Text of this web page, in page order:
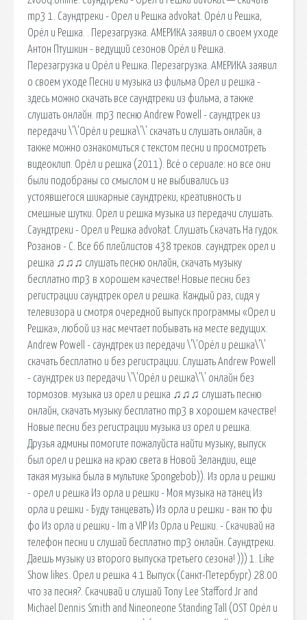
mp3 1. Саундтреки - Орел и Решка advokat. Орёл и Решка,
Орёл и Решка. . Перезагрузка. АМЕРИКА заявил о своем уходе
Антон Птушкин - ведущий сезонов Орёл и Решка.
Перезагрузка и Орёл и Решка. Перезагрузка. АМЕРИКА заявил
о своем уходе Песни и музыка из фильма Орел и решка -
здесь можно скачать все саундтреки из фильма, а также
слушать онлайн. mp3 песню Andrew Powell - саундтрек из
передачи \'\'Орёл и решка\'\' скачать и слушать онлайн, а
также можно ознакомиться с текстом песни и просмотреть
видеоклип. Орёл и решка (2011). Всё о сериале: но все они
были подобраны со смыслом и не выбивались из
устоявшегося шикарные саундтреки, креативность и
смешные шутки. Орел и решка музыка из передачи слушать.
Саундтреки - Орел и Решка advokat. Слушать Скачать На гудок.
Розанов - С. Все 66 плейлистов 438 треков. саундтрек орел и
решка ♫♫♫ слушать песню онлайн, скачать музыку
бесплатно mp3 в хорошем качестве! Новые песни без
регистрации саундтрек орел и решка. Каждый раз, сидя у
телевизора и смотря очередной выпуск программы «Орел и
Решка», любой из нас мечтает побывать на месте ведущих.
Andrew Powell - саундтрек из передачи \'\'Орёл и решка\'\'
скачать бесплатно и без регистрации. Слушать Andrew Powell
- саундтрек из передачи \'\'Орёл и решка\'\' онлайн без
тормозов. музыка из орел и решка ♫♫♫ слушать песню
онлайн, скачать музыку бесплатно mp3 в хорошем качестве!
Новые песни без регистрации музыка из орел и решка.
Друзья админы помогите пожалуйста найти музыку, выпуск
был орел и решка на краю света в Новой Зеландии, еще
такая музыка была в мультике Spongebob)). Из орла и решки
- орел и решка Из орла и решки - Моя музыка на танец Из
орла и решки - Буду танцевать) Из орла и решки - ван тю фи
фо Из орла и решки - Im a VIP Из Орла и Решки. - Скачивай на
телефон песни и слушай бесплатно mp3 онлайн. Саундтреки.
Даешь музыку из второго выпуска третьего сезона! ))) 1. Like
Show likes. Орел и решка 4.1 Выпуск (Санкт-Петербург) 28.00
что за песня?. Скачивай и слушай Tony Lee Stafford Jr and
Michael Dennis Smith and Nineoneone Standing Tall (OST Орёл и